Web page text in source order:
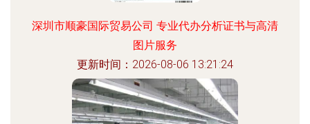
深圳市顺豪国际贸易公司 专业代办分析证书与高清
图片服务
更新时间：2026-08-06 13:21:24